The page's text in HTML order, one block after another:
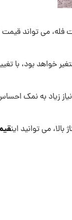
فله، می تواند قیمت
خواهد بود، با
نیاز زیاد به نمک
بالا، می توانید این